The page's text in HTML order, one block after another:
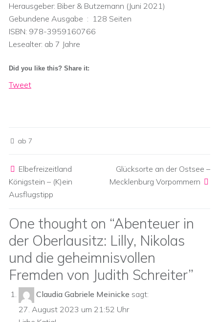
Herausgeber:‎ Biber & Butzemann (Juni 2021)
Gebundene Ausgabe ‏ : ‎ 128 Seiten
ISBN:‎ 978-3959160766
Lesealter: ab 7 Jahre
Did you like this? Share it:
Tweet
ab 7
Elbefreizeitland
Königstein – (K)ein
Ausflugstipp
Glücksorte an der Ostsee –
Mecklenburg Vorpommern
One thought on “Abenteuer in
der Oberlausitz: Lilly, Nikolas
und die geheimnisvollen
Fremden von Judith Schreiter”
Claudia Gabriele Meinicke sagt:
27. August 2023 um 21:52 Uhr